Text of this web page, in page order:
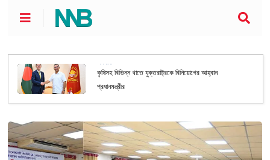
কৃষিসহ বিভিন্ন খাতে যুক্তরাষ্ট্রকে বিনিয়োগের আহ্বান
প্রধানমন্ত্রীর